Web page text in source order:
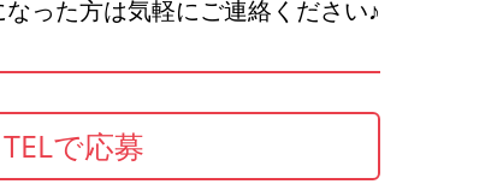
った方は気軽にご連絡ください♪
で応募